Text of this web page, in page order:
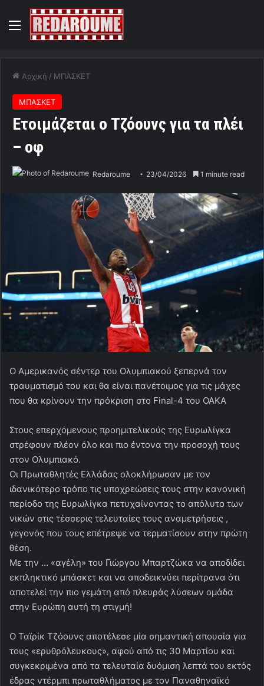
Menu
Αρχική / ΜΠΑΣΚΕΤ
ΜΠΑΣΚΕΤ
Ετοιμάζεται ο Τζόουνς για τα πλέι
– οφ
Redaroume 23/04/2026 1 minute read
Ο Αμερικανός σέντερ του Ολυμπιακού ξεπερνά τον
τραυματισμό του και θα είναι πανέτοιμος για τις μάχες
που θα κρίνουν την πρόκριση στο Final-4 του ΟΑΚΑ
Στους επερχόμενους προημιτελικούς της Ευρωλίγκα
στρέφουν πλέον όλο και πιο έντονα την προσοχή τους
στον Ολυμπιακό.
Οι Πρωταθλητές Ελλάδας ολοκλήρωσαν με τον
ιδανικότερο τρόπο τις υποχρεώσεις τους στην κανονική
περίοδο της Ευρωλίγκα πετυχαίνοντας το απόλυτο των
νικών στις τέσσερις τελευταίες τους αναμετρήσεις ,
γεγονός που τους επέτρεψε να τερματίσουν στην πρώτη
θέση.
Με την … «αγέλη» του Γιώργου Μπαρτζώκα να αποδίδει
εκπληκτικό μπάσκετ και να αποδεικνύει περίτρανα ότι
αποτελεί την πιο γεμάτη από πλευράς λύσεων ομάδα
στην Ευρώπη αυτή τη στιγμή!
Ο Ταϊρίκ Τζόουνς αποτέλεσε μία σημαντική απουσία για
τους «ερυθρόλευκους», αφού από τις 30 Μαρτίου και
συγκεκριμένα από τα τελευταία δυόμιση λεπτά του εκτός
έδρας ντέρμπι πρωταθλήματος με τον Παναθηναϊκό